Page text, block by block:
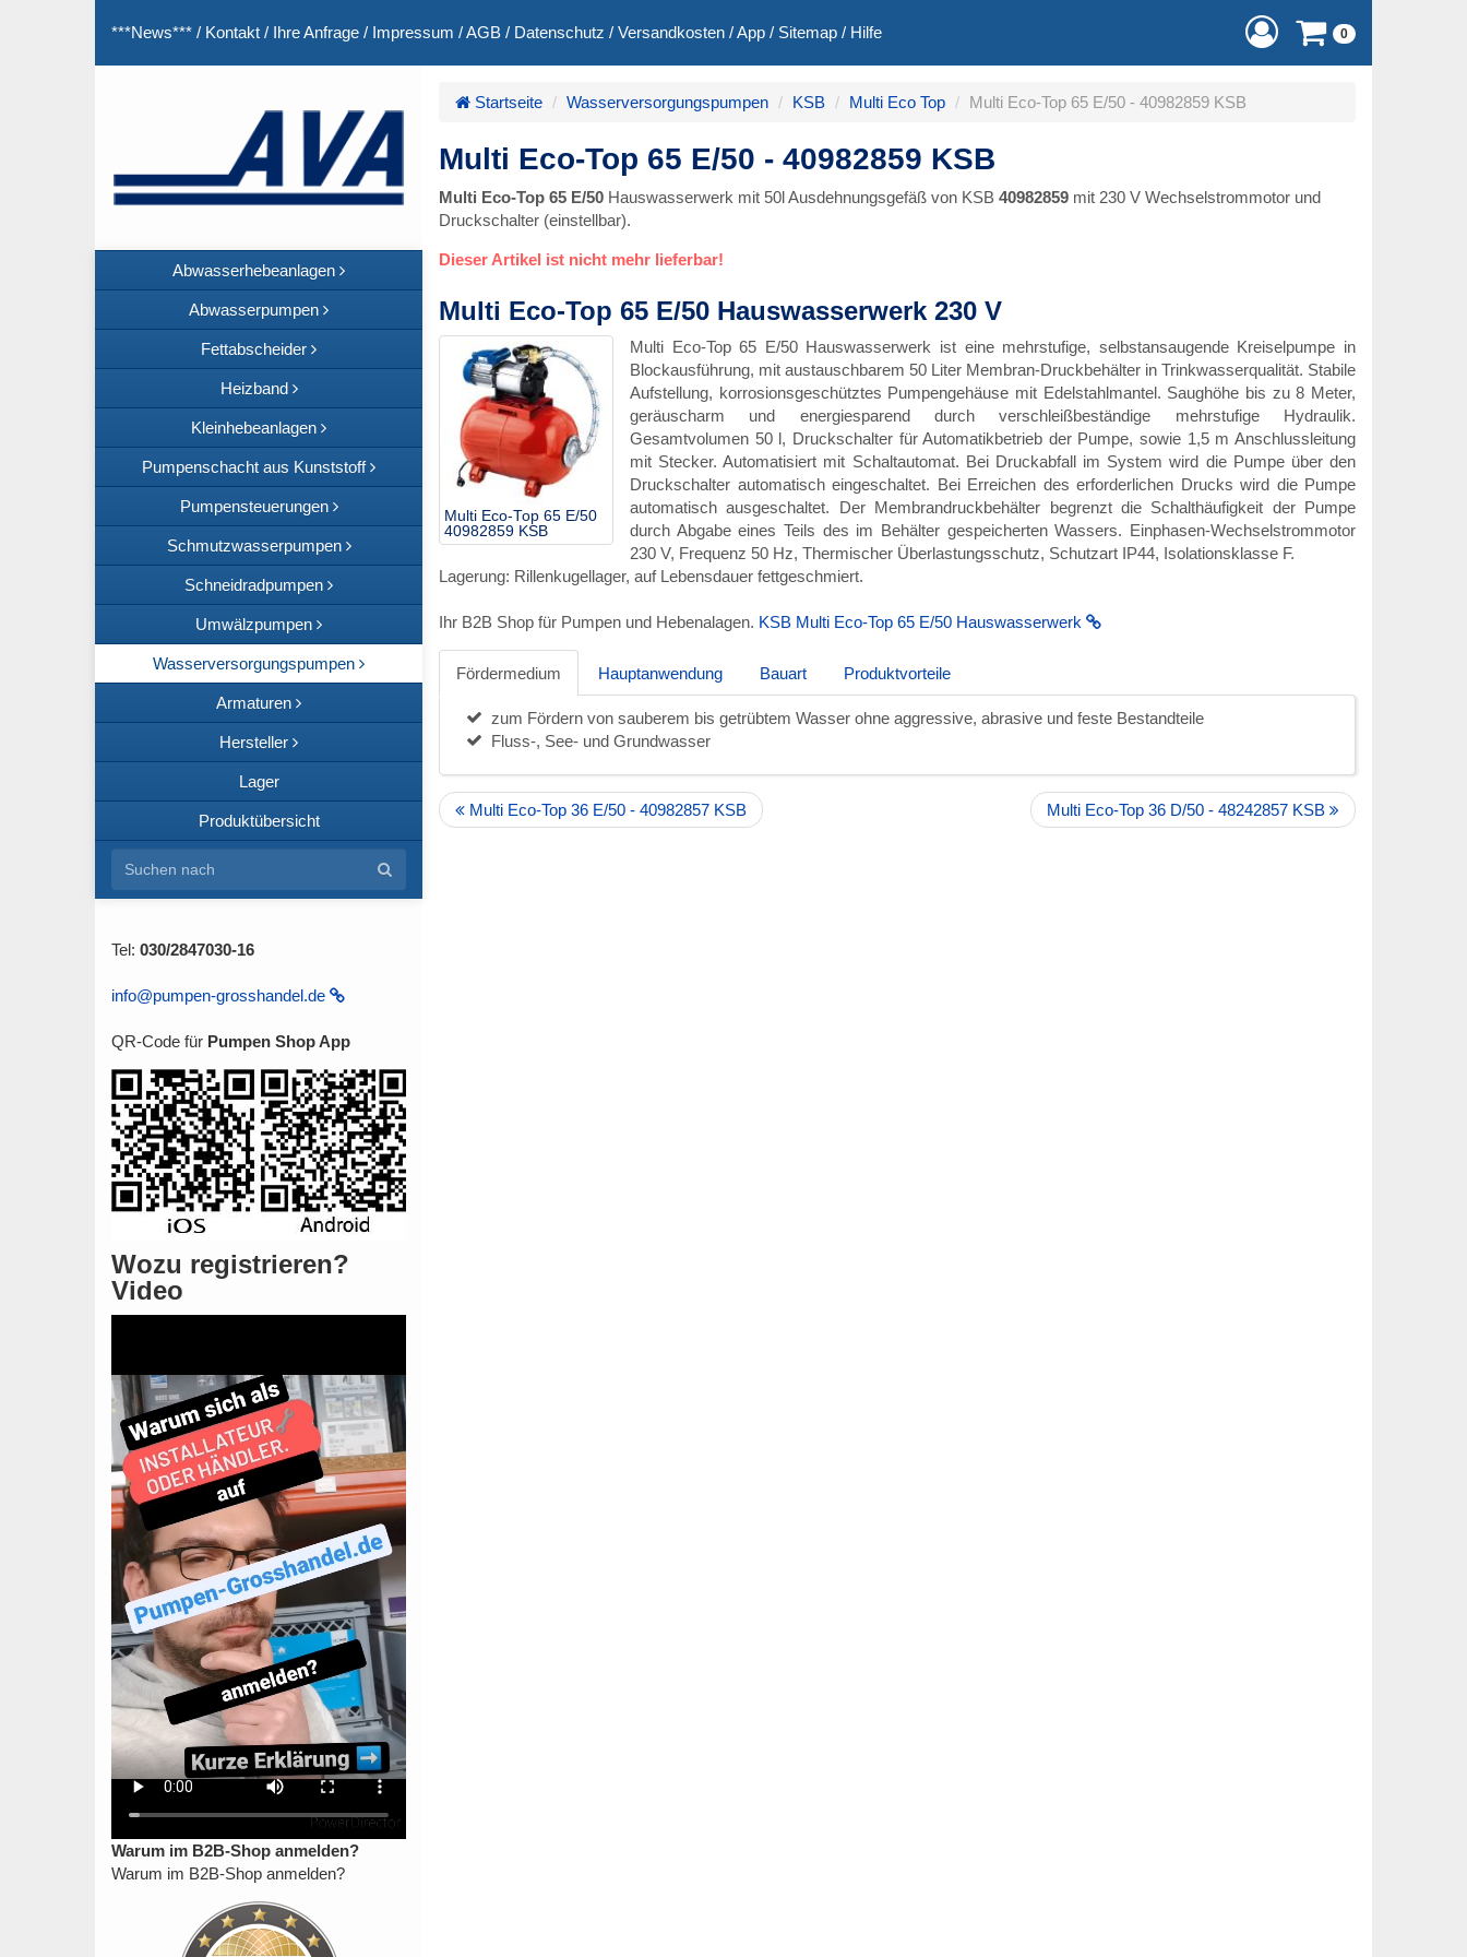
***News*** / Kontakt / Ihre Anfrage / Impressum /AGB / Datenschutz / Versandkosten /App / Sitemap / Hilfe 0
Abwasserhebeanlagen
Abwasserpumpen
Fettabscheider
Heizband
Kleinhebeanlagen
Pumpenschacht aus Kunststoff
Pumpensteuerungen
Schmutzwasserpumpen
Schneidradpumpen
Umwälzpumpen
Wasserversorgungspumpen
Armaturen
Hersteller
Lager
Produktübersicht
Tel: 030/2847030-16
info@pumpen-grosshandel.de
QR-Code für Pumpen Shop App
Wozu registrieren?
Video
Warum im B2B-Shop anmelden?
Warum im B2B-Shop anmelden?
Startseite Wasserversorgungspumpen KSB Multi Eco Top Multi Eco-Top 65 E/50 - 40982859 KSB
Multi Eco-Top 65 E/50 - 40982859 KSB
Multi Eco-Top 65 E/50 Hauswasserwerk mit 50l Ausdehnungsgefäß von KSB 40982859 mit 230 V Wechselstrommotor und
Druckschalter (einstellbar).
Dieser Artikel ist nicht mehr lieferbar!
Multi Eco-Top 65 E/50 Hauswasserwerk 230 V
Multi Eco-Top 65 E/50
40982859 KSB
Multi Eco-Top 65 E/50 Hauswasserwerk ist eine mehrstufige, selbstansaugende Kreiselpumpe in
Blockausführung, mit austauschbarem 50 Liter Membran-Druckbehälter in Trinkwasserqualität. Stabile
Aufstellung, korrosionsgeschütztes Pumpengehäuse mit Edelstahlmantel. Saughöhe bis zu 8 Meter,
geräuscharm und energiesparend durch verschleißbeständige mehrstufige Hydraulik.
Gesamtvolumen 50 l, Druckschalter für Automatikbetrieb der Pumpe, sowie 1,5 m Anschlussleitung
mit Stecker. Automatisiert mit Schaltautomat. Bei Druckabfall im System wird die Pumpe über den
Druckschalter automatisch eingeschaltet. Bei Erreichen des erforderlichen Drucks wird die Pumpe
automatisch ausgeschaltet. Der Membrandruckbehälter begrenzt die Schalthäufigkeit der Pumpe
durch Abgabe eines Teils des im Behälter gespeicherten Wassers. Einphasen-Wechselstrommotor
230 V, Frequenz 50 Hz, Thermischer Überlastungsschutz, Schutzart IP44, Isolationsklasse F.
Lagerung: Rillenkugellager, auf Lebensdauer fettgeschmiert.
Ihr B2B Shop für Pumpen und Hebenalagen. KSB Multi Eco-Top 65 E/50 Hauswasserwerk
Fördermedium Hauptanwendung Bauart Produktvorteile
zum Fördern von sauberem bis getrübtem Wasser ohne aggressive, abrasive und feste Bestandteile
Fluss-, See- und Grundwasser
Multi Eco-Top 36 E/50 - 40982857 KSB Multi Eco-Top 36 D/50 - 48242857 KSB